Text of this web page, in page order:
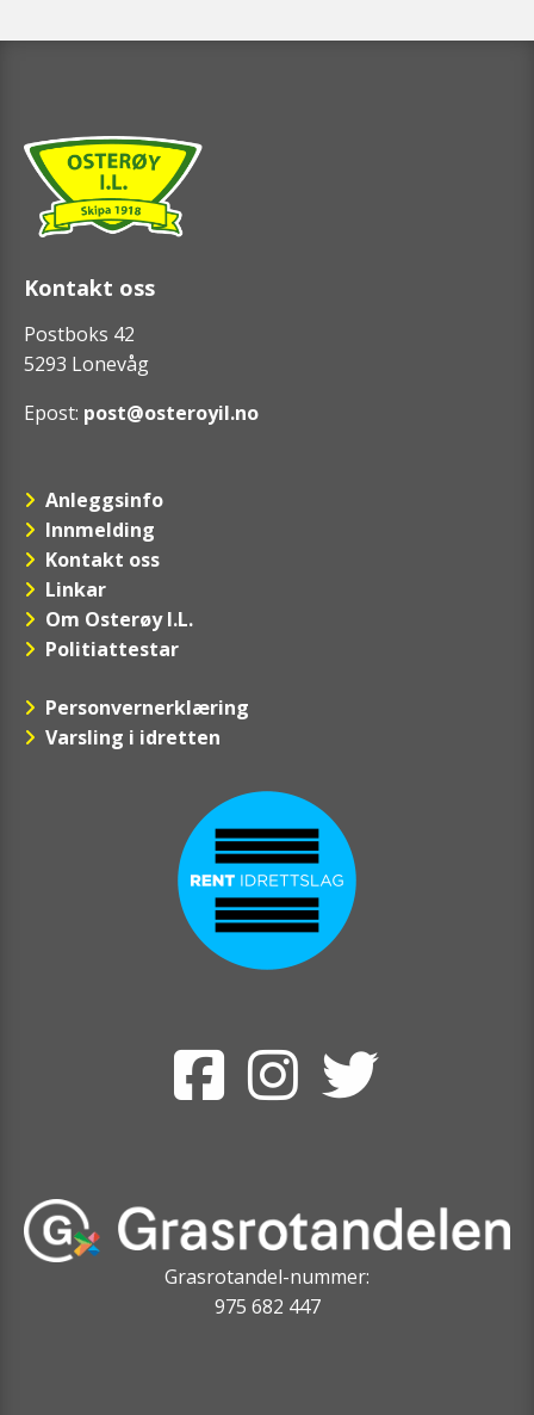
Kontakt oss
Postboks 42
5293 Lonevåg
Epost: post@osteroyil.no
Anleggsinfo
Innmelding
Kontakt oss
Linkar
Om Osterøy I.L.
Politiattestar
Personvernerklæring
Varsling i idretten
Grasrotandel-nummer:
975 682 447